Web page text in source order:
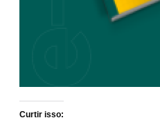
Curtir isso: